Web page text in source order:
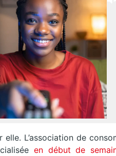
L’association de
en début de